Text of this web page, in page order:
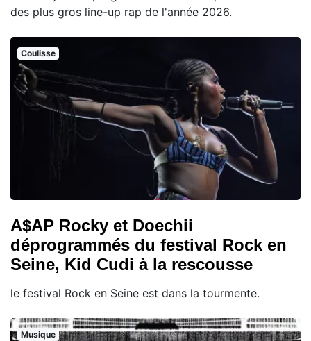
des plus gros line-up rap de l'année 2026.
Coulisse
A$AP Rocky et Doechii
déprogrammés du festival Rock en
Seine, Kid Cudi à la rescousse
le festival Rock en Seine est dans la tourmente.
Musique